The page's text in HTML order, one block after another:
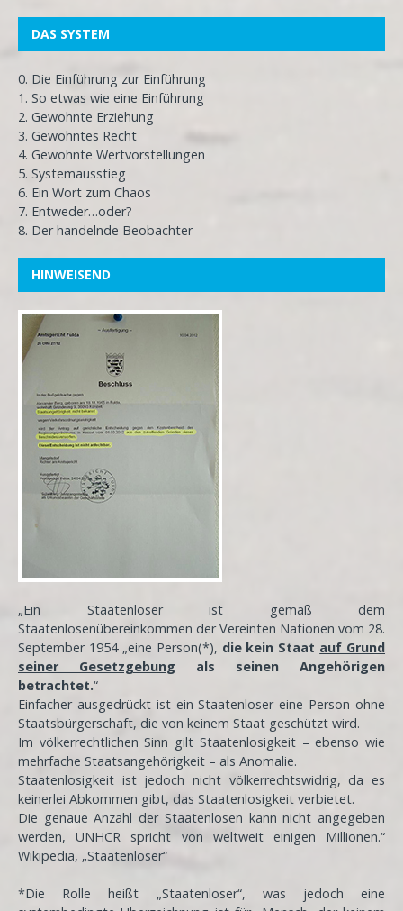
DAS SYSTEM
0. Die Einführung zur Einführung
1. So etwas wie eine Einführung
2. Gewohnte Erziehung
3. Gewohntes Recht
4. Gewohnte Wertvorstellungen
5. Systemausstieg
6. Ein Wort zum Chaos
7. Entweder…oder?
8. Der handelnde Beobachter
HINWEISEND
„Ein Staatenloser ist gemäß dem
Staatenlosenübereinkommen der Vereinten Nationen vom 28.
September 1954 „eine Person(*), die kein Staat auf Grund
seiner Gesetzgebung als seinen Angehörigen
betrachtet.“
Einfacher ausgedrückt ist ein Staatenloser eine Person ohne
Staatsbürgerschaft, die von keinem Staat geschützt wird.
Im völkerrechtlichen Sinn gilt Staatenlosigkeit – ebenso wie
mehrfache Staatsangehörigkeit – als Anomalie.
Staatenlosigkeit ist jedoch nicht völkerrechtswidrig, da es
keinerlei Abkommen gibt, das Staatenlosigkeit verbietet.
Die genaue Anzahl der Staatenlosen kann nicht angegeben
werden, UNHCR spricht von weltweit einigen Millionen.“
Wikipedia, „Staatenloser“
*Die Rolle heißt „Staatenloser“, was jedoch eine